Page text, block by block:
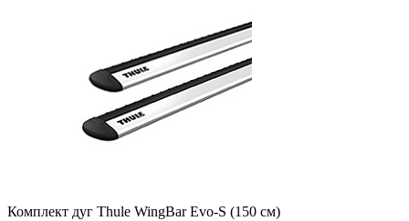
Комплект дуг Thule WingBar Evo-S (150 см)